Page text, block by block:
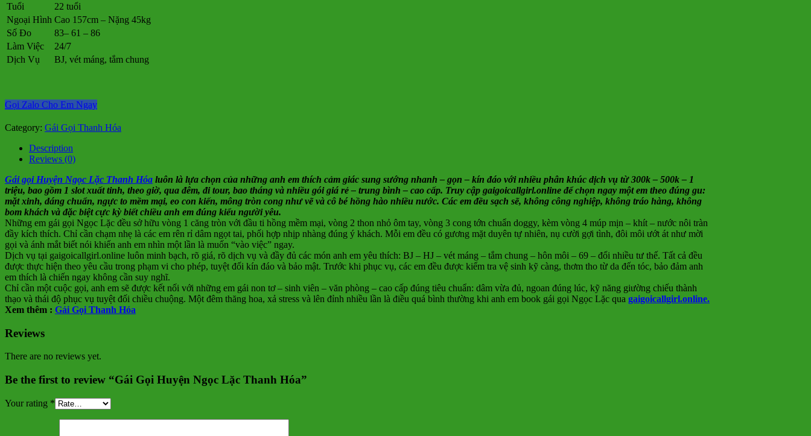
Tuổi
22 tuổi
Ngoại Hình Cao 157cm – Nặng 45kg
Số Đo
83– 61 – 86
Làm Việc
24/7
Dịch Vụ
BJ, vét máng, tắm chung
Gọi Zalo Cho Em Ngay
Category: Gái Gọi Thanh Hóa
Description
Reviews (0)
Gái gọi Huyện Ngọc Lặc Thanh Hóa luôn là lựa chọn của những anh em thích cảm giác sung sướng nhanh – gọn – kín đáo với nhiều phân khúc dịch vụ từ 300k – 500k – 1
triệu, bao gồm 1 slot xuất tinh, theo giờ, qua đêm, đi tour, bao tháng và nhiều gói giá rẻ – trung bình – cao cấp. Truy cập gaigoicallgirl.online để chọn ngay một em theo đúng gu:
mặt xinh, dáng chuẩn, ngực to mềm mại, eo con kiến, mông tròn cong như vẽ và cô bé hồng hào nhiều nước. Các em đều sạch sẽ, không công nghiệp, không tráo hàng, không
bom khách và đặc biệt cực kỳ biết chiều anh em đúng kiểu người yêu.
Những em gái gọi Ngọc Lặc đều sở hữu vòng 1 căng tròn với đầu ti hồng mềm mại, vòng 2 thon nhỏ ôm tay, vòng 3 cong tớn chuẩn doggy, kèm vòng 4 múp mịn – khít – nước nôi tràn
đầy kích thích. Chỉ cần chạm nhẹ là các em rên rỉ dâm ngọt tai, phối hợp nhịp nhàng đúng ý khách. Mỗi em đều có gương mặt duyên tự nhiên, nụ cười gợi tình, đôi môi ướt át như mời
gọi và ánh mắt biết nói khiến anh em nhìn một lần là muốn “vào việc” ngay.
Dịch vụ tại gaigoicallgirl.online luôn minh bạch, rõ giá, rõ dịch vụ và đầy đủ các món anh em yêu thích: BJ – HJ – vét máng – tắm chung – hôn môi – 69 – đổi nhiều tư thế. Tất cả đều
được thực hiện theo yêu cầu trong phạm vi cho phép, tuyệt đối kín đáo và bảo mật. Trước khi phục vụ, các em đều được kiểm tra vệ sinh kỹ càng, thơm tho từ da đến tóc, bảo đảm anh
em thích là chiến ngay không cần suy nghĩ.
Chỉ cần một cuộc gọi, anh em sẽ được kết nối với những em gái non tơ – sinh viên – văn phòng – cao cấp đúng tiêu chuẩn: dâm vừa đủ, ngoan đúng lúc, kỹ năng giường chiếu thành
thạo và thái độ phục vụ tuyệt đối chiều chuộng. Một đêm thăng hoa, xả stress và lên đỉnh nhiều lần là điều quá bình thường khi anh em book gái gọi Ngọc Lặc qua gaigoicallgirl.online.
Xem thêm : Gái Gọi Thanh Hóa
Reviews
There are no reviews yet.
Be the first to review “Gái Gọi Huyện Ngọc Lặc Thanh Hóa”
Your rating *